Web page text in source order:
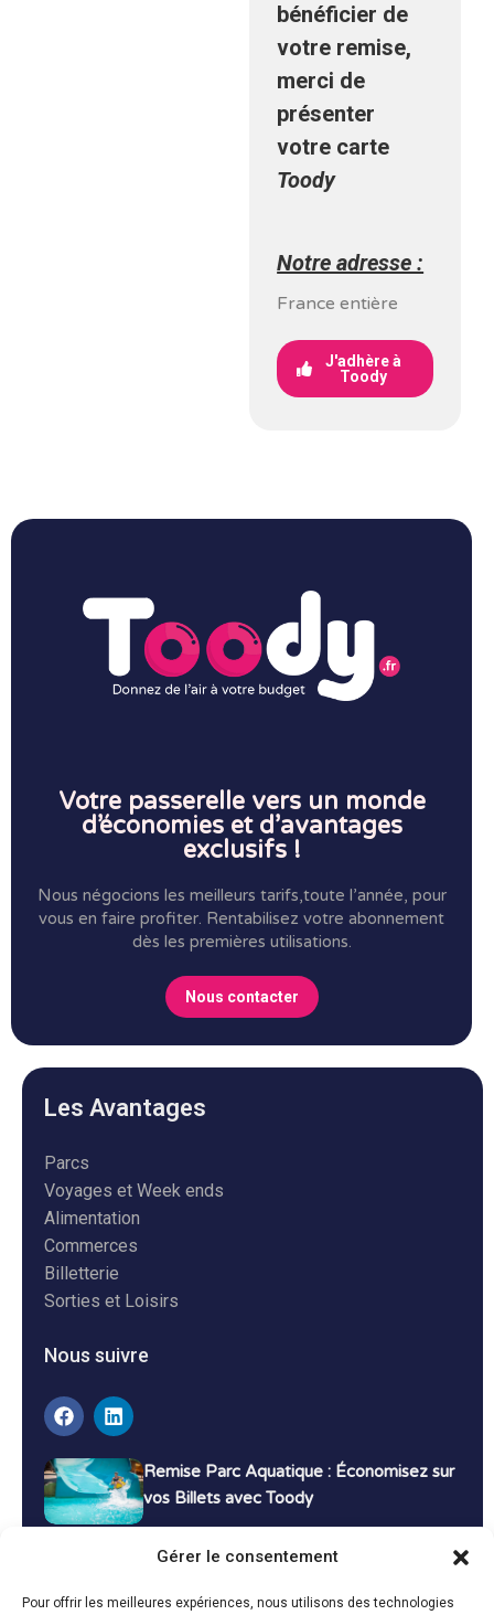
Gérer le consentement
Pour offrir les meilleures expériences, nous utilisons des technologies
bénéficier de
votre remise,
merci de
présenter
votre carte
Toody
Notre adresse :
France entière
J'adhère à
Toody
Votre passerelle vers un monde
d’économies et d’avantages
exclusifs !
Nous négocions les meilleurs tarifs,toute l’année, pour
vous en faire profiter. Rentabilisez votre abonnement
dès les premières utilisations.
Nous contacter
Les Avantages
Parcs
Voyages et Week ends
Alimentation
Commerces
Billetterie
Sorties et Loisirs
Nous suivre
Remise Parc Aquatique : Économisez sur
vos Billets avec Toody
Bons Plans Voyage : Économisez sur vos